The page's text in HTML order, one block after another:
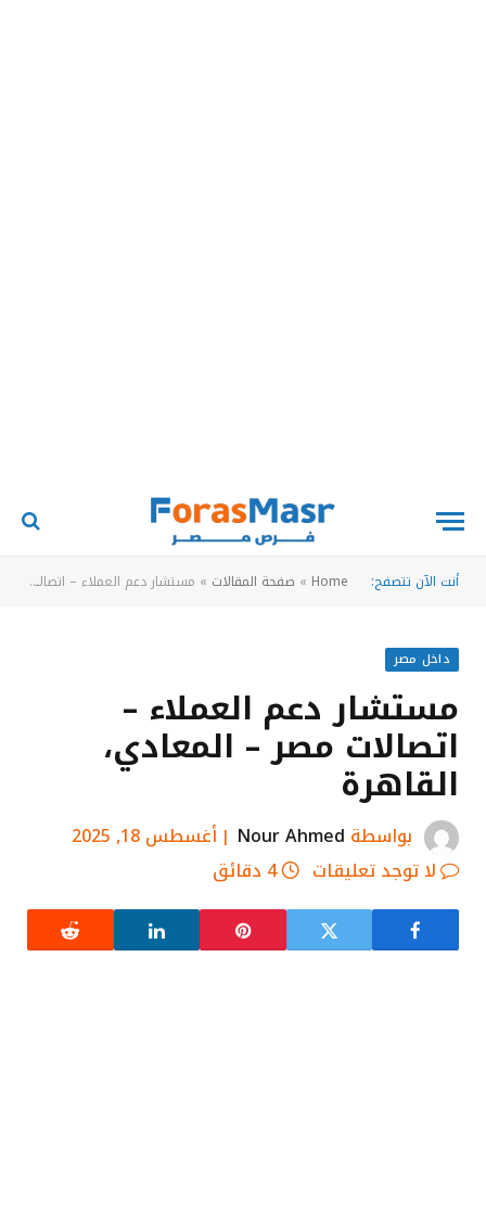
أنت الآن تتصفح: Home
» صفحة المقالات » مستشار دعم العملاء – اتصالات مصر – المعادي، القاهرة
داخل مصر
مستشار دعم العملاء –
اتصالات مصر – المعادي،
القاهرة
بواسطة Nour Ahmed
أغسطس 18, 2025
لا توجد تعليقات
4 دقائق